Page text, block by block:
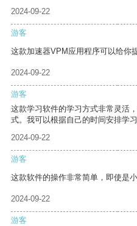
2024-09-22
游客
这款加速器VPM应用程序可以给你
2024-09-22
游客
这款学习软件的学习方式非常灵活
式。我可以根据自己的时间安排学习
2024-09-22
游客
这款软件的操作非常简单，即使是
2024-09-22
游客